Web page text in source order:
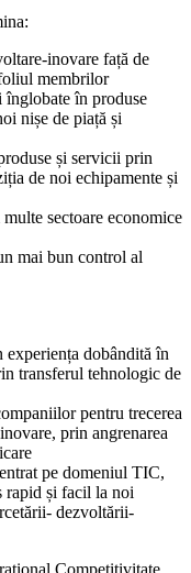
inovare față de
membrilor
în produse
nișe de piață și
și servicii prin
de noi echipamente și
sectoare economice
mai bun control al
dobândită în
transferul tehnologic de
pentru trecerea
prin angrenarea
pe domeniul TIC,
rapid și facil la noi
dezvoltării-
Competitivitate